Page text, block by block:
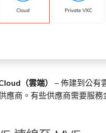
（雲端）
– 佈建到公有
應商。有些供應商需要服務